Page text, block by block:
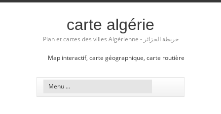
carte algérie
Plan et cartes des villes Algérienne - خريطة الجزائر
Map interactif, carte géographique, carte routière